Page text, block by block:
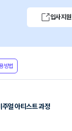
입사지원
방법
얼 아티스트 과정